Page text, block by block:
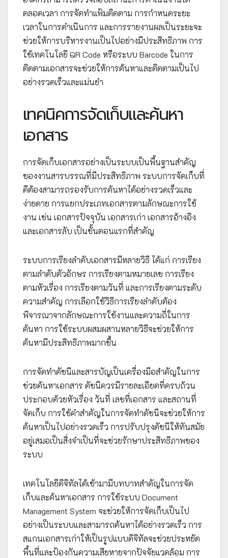
ตลอดเวลา การจัดทำแฟ้มติดตาม การกำหนดระยะ
เวลาในการดำเนินการ และการรายงานผลเป็นระยะจะ
ช่วยให้การบริหารงานเป็นไปอย่างมีประสิทธิภาพ การ
ใช้เทคโนโลยี QR Code หรือระบบ Barcode ในการ
ติดตามเอกสารจะช่วยให้การค้นหาและติดตามเป็นไป
อย่างรวดเร็วและแม่นยำ
เทคนิคการจัดเก็บและค้นหา
เอกสาร
การจัดเก็บเอกสารอย่างเป็นระบบเป็นพื้นฐานสำคัญ
ของงานสารบรรณที่มีประสิทธิภาพ ระบบการจัดเก็บที่
ดีต้องสามารถรองรับการค้นหาได้อย่างรวดเร็วและ
ง่ายดาย การแยกประเภทเอกสารตามลักษณะการใช้
งาน เช่น เอกสารปัจจุบัน เอกสารเก่า เอกสารอ้างอิง
และเอกสารลับ เป็นขั้นตอนแรกที่สำคัญ
ระบบการเรียงลำดับเอกสารมีหลายวิธี ได้แก่ การเรียง
ตามลำดับตัวอักษร การเรียงตามหมายเลข การเรียง
ตามหัวเรื่อง การเรียงตามวันที่ และการเรียงตามระดับ
ความสำคัญ การเลือกใช้วิธีการเรียงลำดับต้อง
พิจารณาจากลักษณะการใช้งานและความถี่ในการ
ค้นหา การใช้ระบบผสมผสานหลายวิธีจะช่วยให้การ
ค้นหามีประสิทธิภาพมากขึ้น
การจัดทำดัชนีและสารบัญเป็นเครื่องมือสำคัญในการ
ช่วยค้นหาเอกสาร ดัชนีควรมีรายละเอียดที่ครบถ้วน
ประกอบด้วยหัวเรื่อง วันที่ เลขที่เอกสาร และสถานที่
จัดเก็บ การใช้คำสำคัญในการจัดทำดัชนีจะช่วยให้การ
ค้นหาเป็นไปอย่างรวดเร็ว การปรับปรุงดัชนีให้ทันสมัย
อยู่เสมอเป็นสิ่งจำเป็นที่จะช่วยรักษาประสิทธิภาพของ
ระบบ
เทคโนโลยีดิจิทัลได้เข้ามามีบทบาทสำคัญในการจัด
เก็บและค้นหาเอกสาร การใช้ระบบ Document
Management System จะช่วยให้การจัดเก็บเป็นไป
อย่างเป็นระบบและสามารถค้นหาได้อย่างรวดเร็ว การ
สแกนเอกสารเก่าให้เป็นรูปแบบดิจิทัลจะช่วยประหยัด
พื้นที่และป้องกันความเสียหายจากปัจจัยแวดล้อม การ